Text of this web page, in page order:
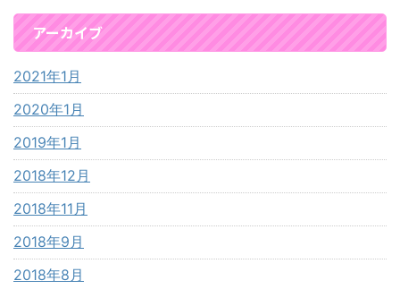
アーカイブ
2021年1月
2020年1月
2019年1月
2018年12月
2018年11月
2018年9月
2018年8月